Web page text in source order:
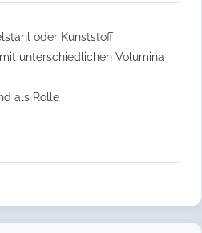
oder Kunststoff
unterschiedlichen Volumina
als Rolle